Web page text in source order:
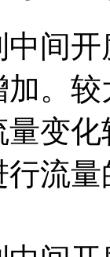
间
。
变
流量